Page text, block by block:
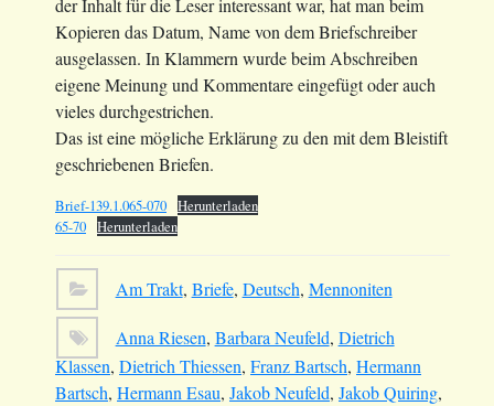
der Inhalt für die Leser interessant war, hat man beim
Kopieren das Datum, Name von dem Briefschreiber
ausgelassen. In Klammern wurde beim Abschreiben
eigene Meinung und Kommentare eingefügt oder auch
vieles durchgestrichen.
Das ist eine mögliche Erklärung zu den mit dem Bleistift
geschriebenen Briefen.
Brief-139.1.065-070 Herunterladen
65-70 Herunterladen
Am Trakt, Briefe, Deutsch, Mennoniten
Anna Riesen, Barbara Neufeld, Dietrich
Klassen, Dietrich Thiessen, Franz Bartsch, Hermann
Bartsch, Hermann Esau, Jakob Neufeld, Jakob Quiring,